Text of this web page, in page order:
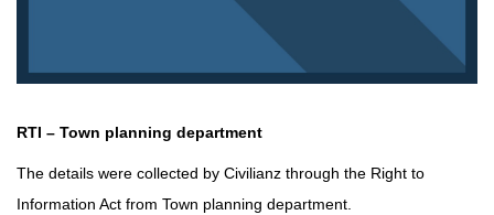
RTI – Town planning department
The details were collected by Civilianz through the Right to
Information Act from Town planning department.